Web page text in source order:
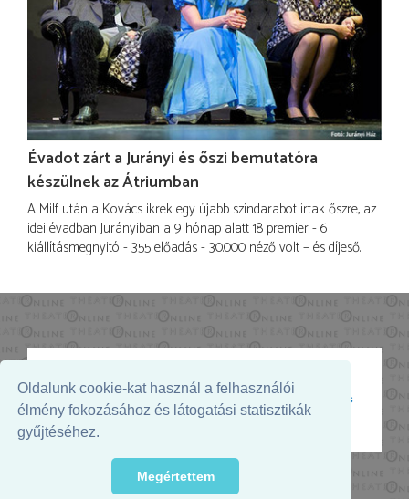
Oldalunk cookie-kat használ a felhasználói
élmény fokozásához és látogatási statisztikák
gyűjtéséhez.
Megértettem
Évadot zárt a Jurányi és őszi bemutatóra
készülnek az Átriumban
A Milf után a Kovács ikrek egy újabb színdarabot írtak őszre, az
idei évadban Jurányiban a 9 hónap alatt 18 premier - 6
kiállításmegnyitó - 355 előadás - 30.000 néző volt – és díjeső.
Az oldal megjelenését támogatja:
© 2026. - THEATER Online -theater.hu